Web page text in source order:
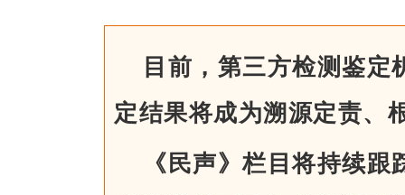
目前，第三方检测鉴
定结果将成为溯源定责、
《民声》栏目将持续